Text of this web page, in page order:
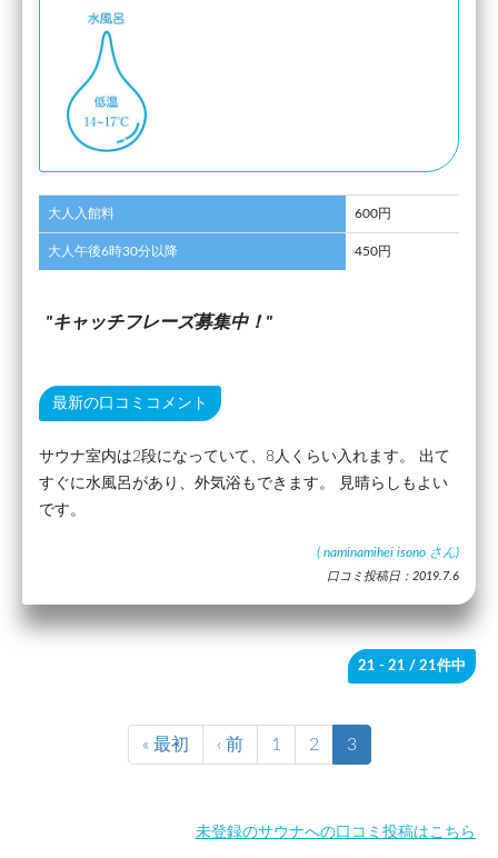
大人入館料 600円
大人午後6時30分以降 450円
キャッチフレーズ募集中！
最新の口コミコメント
サウナ室内は2段になっていて、8人くらい入れます。 出て
すぐに水風呂があり、外気浴もできます。 見晴らしもよい
です。
( naminamihei isono さん)
口コミ投稿日：2019.7.6
21 - 21 / 21件中
« 最初 ‹ 前 1 2 3
未登録のサウナへの口コミ投稿はこちら